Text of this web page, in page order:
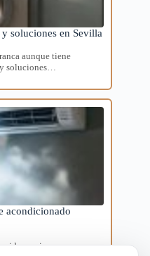
soluciones en Sevilla
aunque tiene
y soluciones…
acondicionado
en aires